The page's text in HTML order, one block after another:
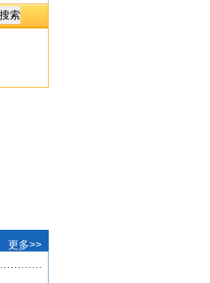
更多>>